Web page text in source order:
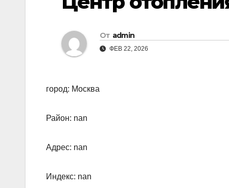
От admin
ФЕВ 22, 2026
город: Москва
Район: nan
Адрес: nan
Индекс: nan